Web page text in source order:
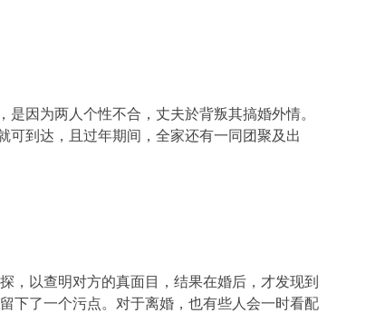
因为两人个性不合，丈夫於背叛其搞婚外情。
可到达，且过年期间，全家还有一同团聚及出
，以查明对方的真面目，结果在婚后，才发现到
下了一个污点。对于离婚，也有些人会一时看配